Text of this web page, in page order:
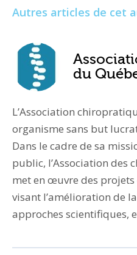
Autres articles de cet
du
L’Association
organisme sans but
Dans le cadre de sa
public, l’Association des
met en œuvre des
visant l’amélioration de
approches scientifiques,